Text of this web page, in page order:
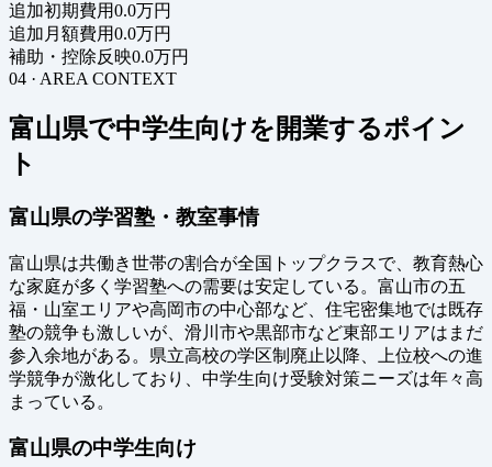
追加初期費用0.0万円
追加月額費用0.0万円
補助・控除反映0.0万円
04 · AREA CONTEXT
富山県で中学生向けを開業するポイン
ト
富山県の学習塾・教室事情
富山県は共働き世帯の割合が全国トップクラスで、教育熱心
な家庭が多く学習塾への需要は安定している。富山市の五
福・山室エリアや高岡市の中心部など、住宅密集地では既存
塾の競争も激しいが、滑川市や黒部市など東部エリアはまだ
参入余地がある。県立高校の学区制廃止以降、上位校への進
学競争が激化しており、中学生向け受験対策ニーズは年々高
まっている。
富山県の中学生向け